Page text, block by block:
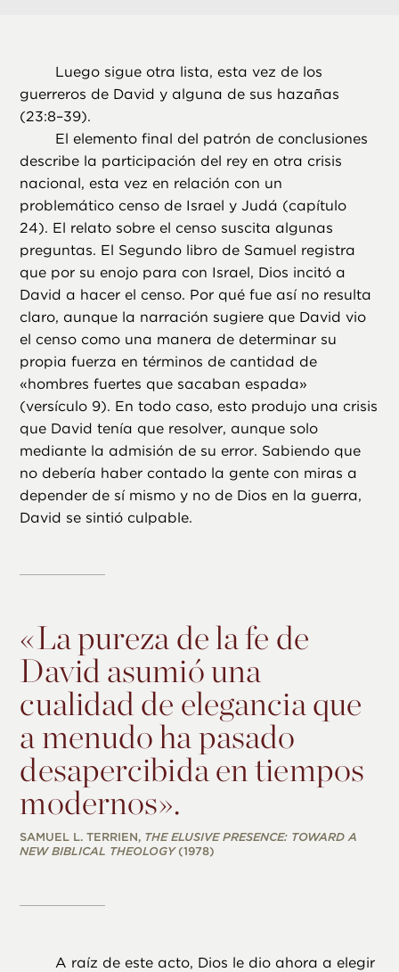
Luego sigue otra lista, esta vez de los
guerreros de David y alguna de sus hazañas
(23:8–39).
El elemento final del patrón de conclusiones
describe la participación del rey en otra crisis
nacional, esta vez en relación con un
problemático censo de Israel y Judá (capítulo
24). El relato sobre el censo suscita algunas
preguntas. El Segundo libro de Samuel registra
que por su enojo para con Israel, Dios incitó a
David a hacer el censo. Por qué fue así no resulta
claro, aunque la narración sugiere que David vio
el censo como una manera de determinar su
propia fuerza en términos de cantidad de
«hombres fuertes que sacaban espada»
(versículo 9). En todo caso, esto produjo una crisis
que David tenía que resolver, aunque solo
mediante la admisión de su error. Sabiendo que
no debería haber contado la gente con miras a
depender de sí mismo y no de Dios en la guerra,
David se sintió culpable.
«La pureza de la fe de
David asumió una
cualidad de elegancia que
a menudo ha pasado
desapercibida en tiempos
modernos».
SAMUEL L. TERRIEN, THE ELUSIVE PRESENCE: TOWARD A
NEW BIBLICAL THEOLOGY(1978)
A raíz de este acto, Dios le dio ahora a elegir